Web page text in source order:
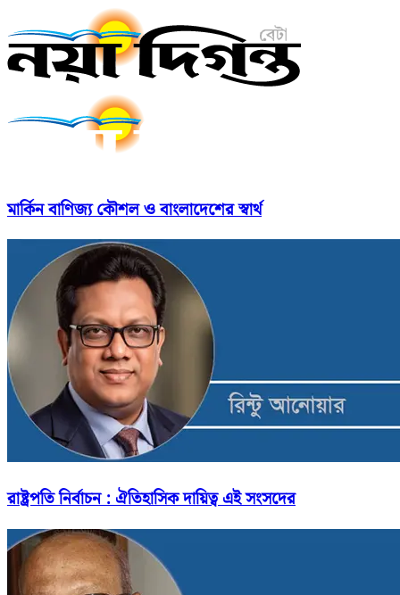
মার্কিন বাণিজ্য কৌশল ও বাংলাদেশের স্বার্থ
রাষ্ট্রপতি নির্বাচন : ঐতিহাসিক দায়িত্ব এই সংসদের